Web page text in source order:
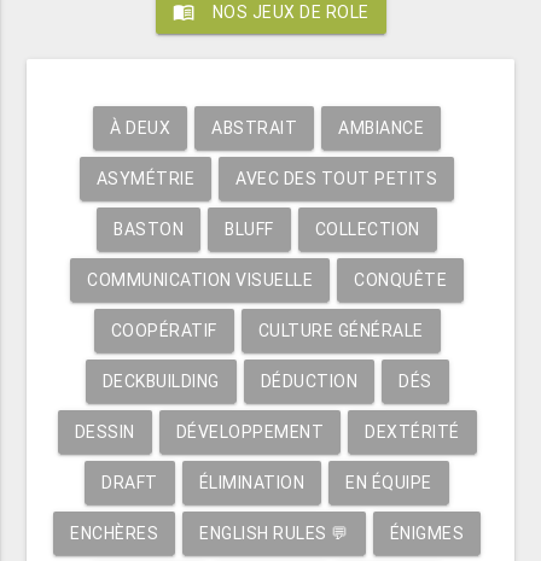
menu_book NOS JEUX DE ROLE
À DEUX ABSTRAIT AMBIANCE
ASYMÉTRIE AVEC DES TOUT PETITS
BASTON BLUFF COLLECTION
COMMUNICATION VISUELLE CONQUÊTE
COOPÉRATIF CULTURE GÉNÉRALE
DECKBUILDING DÉDUCTION DÉS
DESSIN DÉVELOPPEMENT DEXTÉRITÉ
DRAFT ÉLIMINATION EN ÉQUIPE
ENCHÈRES ENGLISH RULES 💬 ÉNIGMES